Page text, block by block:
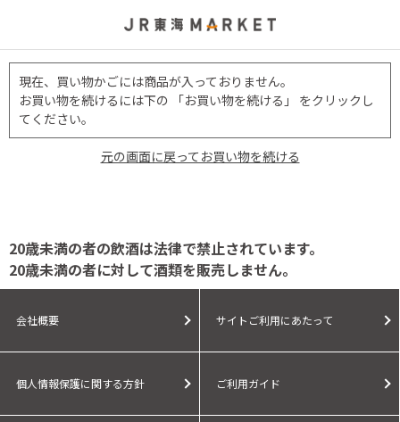
現在、買い物かごには商品が入っておりません。
お買い物を続けるには下の 「お買い物を続ける」 をクリックし
てください。
元の画面に戻ってお買い物を続ける
20歳未満の者の飲酒は法律で禁止されています。
20歳未満の者に対して酒類を販売しません。
会社概要 サイトご利用にあたって
個人情報保護に関する方針 ご利用ガイド